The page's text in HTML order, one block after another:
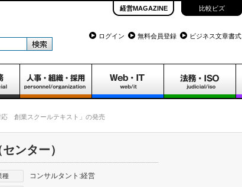
経営MAGAZINE 比較ビズ
ログイン 無料会員登録 ビジネス文章書式
応 創業スクールテキスト」の発売
ンター）
種 コンサルタント:経営